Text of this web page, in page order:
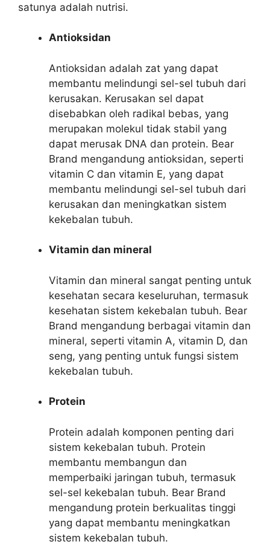
satunya adalah nutrisi.
Antioksidan
Antioksidan adalah zat yang dapat
membantu melindungi sel-sel tubuh dari
kerusakan. Kerusakan sel dapat
disebabkan oleh radikal bebas, yang
merupakan molekul tidak stabil yang
dapat merusak DNA dan protein. Bear
Brand mengandung antioksidan, seperti
vitamin C dan vitamin E, yang dapat
membantu melindungi sel-sel tubuh dari
kerusakan dan meningkatkan sistem
kekebalan tubuh.
Vitamin dan mineral
Vitamin dan mineral sangat penting untuk
kesehatan secara keseluruhan, termasuk
kesehatan sistem kekebalan tubuh. Bear
Brand mengandung berbagai vitamin dan
mineral, seperti vitamin A, vitamin D, dan
seng, yang penting untuk fungsi sistem
kekebalan tubuh.
Protein
Protein adalah komponen penting dari
sistem kekebalan tubuh. Protein
membantu membangun dan
memperbaiki jaringan tubuh, termasuk
sel-sel kekebalan tubuh. Bear Brand
mengandung protein berkualitas tinggi
yang dapat membantu meningkatkan
sistem kekebalan tubuh.